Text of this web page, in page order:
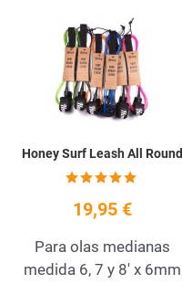
Honey Surf Leash All Round
19,95 €
Para olas medianas
medida 6, 7 y 8' x 6mm